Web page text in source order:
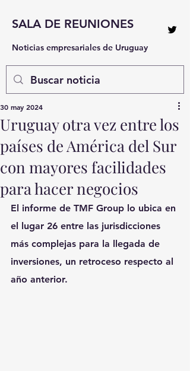
SALA DE REUNIONES
Noticias empresariales de Uruguay
Uruguay otra vez entre los
países de América del Sur
con mayores facilidades
para hacer negocios
30 may 2024
El informe de TMF Group lo ubica en
el lugar 26 entre las jurisdicciones
más complejas para la llegada de
inversiones, un retroceso respecto al
año anterior.